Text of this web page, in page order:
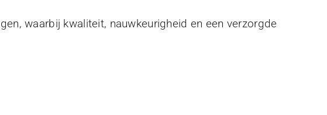
waarbij kwaliteit, nauwkeurigheid en een verzorgde